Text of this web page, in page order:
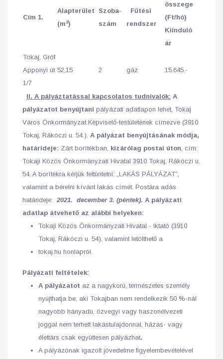
Cím 1.
Alapterület
(m2)
Szoba-
szám
Fűtési
rendszer
összege
(Ft/hó)
Kiinduló
ár
Tokaj, Gróf
Apponyi út
1/7
52,15 2 gáz 15.645.-
II. A pályáztatással kapcsolatos tudnivalók: A
pályázatot benyújtani pályázati adatlapon lehet, Tokaj
Város Önkormányzat Képviselő-testületének címezve (3910
Tokaj, Rákóczi u. 54.). A pályázat benyújtásának módja,
határideje: Zárt borítékban, kizárólag postai úton, cím:
Tokaji Közös Önkormányzati Hivatal 3910 Tokaj, Rákóczi u.
54. A borítékra kérjük feltüntetni: „LAKÁS PÁLYÁZAT”,
valamint a bérelni kívánt lakás címét. Postára adás
határideje: 2021. december 3. (péntek). A pályázati
adatlap átvehető az alábbi helyeken:
Tokaji Közös Önkormányzati Hivatal - Iktató (3910
Tokaj, Rákóczi u. 54), valamint letölthető a
tokaj.hu honlapról.
Pályázati feltételek:
A pályázatot az a nagykorú, természetes személy
nyújthatja be, aki Tokajban nem rendelkezik 50 %-nál
nagyobb hányadú, özvegyi vagy haszonélvezeti
joggal nem terhelt lakástulajdonnal, házas- vagy
élettárs csak együttesen pályázhat.
A pályázónak igazolt jövedelme figyelembevételével